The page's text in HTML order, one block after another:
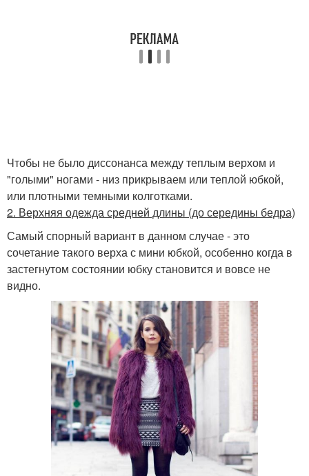
Чтобы не было диссонанса между теплым верхом и
"голыми" ногами - низ прикрываем или теплой юбкой,
или плотными темными колготками.
2. Верхняя одежда средней длины (до середины бедра)
Самый спорный вариант в данном случае - это
сочетание такого верха с мини юбкой, особенно когда в
застегнутом состоянии юбку становится и вовсе не
видно.